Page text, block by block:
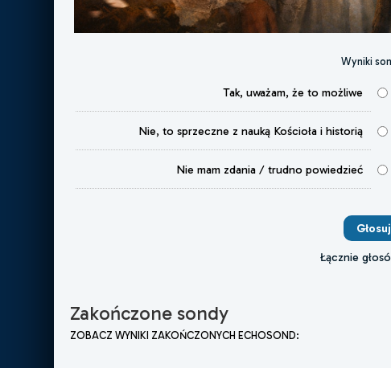
Wyniki
Tak, uważam, że to możliwe
Nie, to sprzeczne z nauką Kościoła i historią
Nie mam zdania / trudno powiedzieć
Łącznie
Zakończone sondy
ZOBACZ WYNIKI ZAKOŃCZONYCH ECHOSOND: